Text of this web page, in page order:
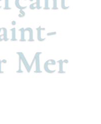
Mer